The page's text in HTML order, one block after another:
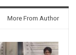
More From Author